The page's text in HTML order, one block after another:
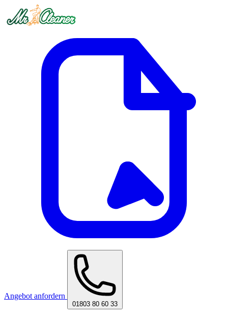
Angebot anfordern
01803 80 60 33